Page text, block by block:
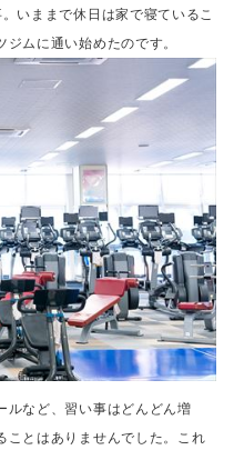
いままで休日は家で寝ているこ
ジムに通い始めたのです。
ルなど、習い事はどんどん増
とはありませんでした。 これ